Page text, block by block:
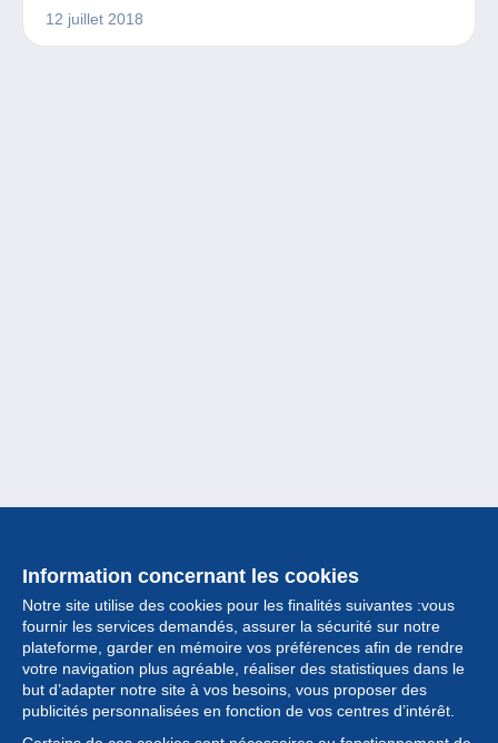
12 juillet 2018
Information concernant les cookies
Notre site utilise des cookies pour les finalités suivantes :vous
fournir les services demandés, assurer la sécurité sur notre
plateforme, garder en mémoire vos préférences afin de rendre
votre navigation plus agréable, réaliser des statistiques dans le
but d’adapter notre site à vos besoins, vous proposer des
publicités personnalisées en fonction de vos centres d’intérêt.
Collection